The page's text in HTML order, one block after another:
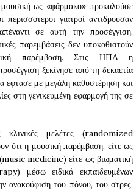
ως «φάρμακο» προκαλούσε
γιατροί αντιδρούσαν
σε αυτή την προσέγγιση.
παρεμβάσεις δεν υποκαθιστούν
παρέμβαση. Στις ΗΠΑ η
ξεκίνησε από τη δεκαετία
έφτασε με μεγάλη καθυστέρηση και
στη γενικευμένη εφαρμογή της σε
μελέτες (randomized
η μουσική παρέμβαση, είτε ως
medicine) είτε ως βιωματική
μέσω ειδικά εκπαιδευμένων
ανακούφιση του πόνου, του στρες,